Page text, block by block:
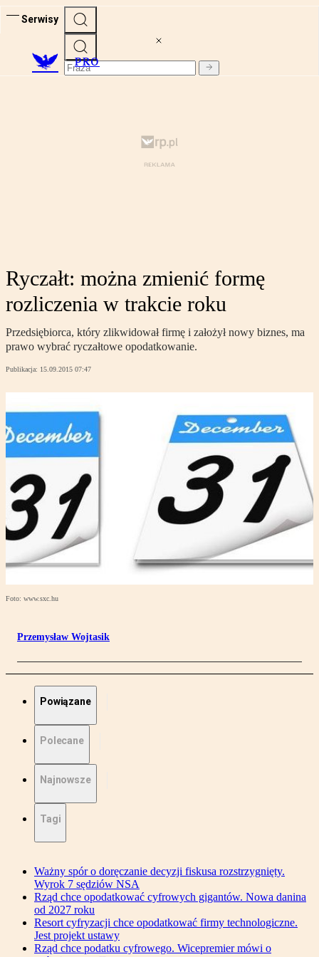
Serwisy
PRO
Ryczałt: można zmienić formę
rozliczenia w trakcie roku
Przedsiębiorca, który zlikwidował firmę i założył nowy biznes, ma
prawo wybrać ryczałtowe opodatkowanie.
Publikacja: 15.09.2015 07:47
Foto: www.sxc.hu
Przemysław Wojtasik
Powiązane
Polecane
Najnowsze
Tagi
Ważny spór o doręczanie decyzji fiskusa rozstrzygnięty.
Wyrok 7 sędziów NSA
Rząd chce opodatkować cyfrowych gigantów. Nowa danina
od 2027 roku
Resort cyfryzacji chce opodatkować firmy technologiczne.
Jest projekt ustawy
Rząd chce podatku cyfrowego. Wicepremier mówi o